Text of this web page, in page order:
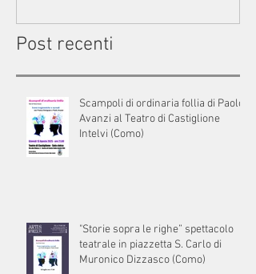
Post recenti
Scampoli di ordinaria follia di Paolo
Avanzi al Teatro di Castiglione
Intelvi (Como)
"Storie sopra le righe” spettacolo
teatrale in piazzetta S. Carlo di
Muronico Dizzasco (Como)